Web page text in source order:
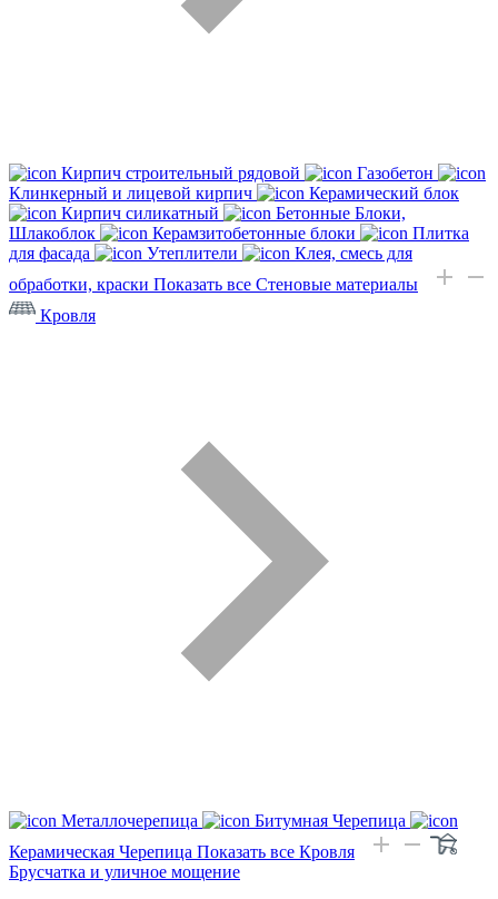
Кирпич строительный рядовой
Газобетон
Клинкерный и лицевой кирпич
Керамический блок
Кирпич силикатный
Бетонные Блоки,
Шлакоблок
Керамзитобетонные блоки
Плитка
для фасада
Утеплители
Клея, смесь для
обработки, краски Показать все Стеновые материалы
Кровля
Металлочерепица
Битумная Черепица
Керамическая Черепица Показать все Кровля
Брусчатка и уличное мощение